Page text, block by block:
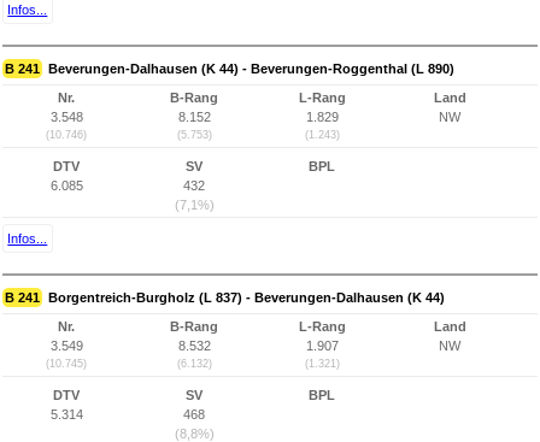
Infos...
B 241 Beverungen-Dalhausen (K 44) - Beverungen-Roggenthal (L 890)
Nr.
3.548
(10.746)
B-Rang
8.152
(5.753)
L-Rang
1.829
(1.243)
Land
NW
DTV
6.085
SV
432
(7,1%)
BPL
Infos...
B 241 Borgentreich-Burgholz (L 837) - Beverungen-Dalhausen (K 44)
Nr.
3.549
(10.745)
B-Rang
8.532
(6.132)
L-Rang
1.907
(1.321)
Land
NW
DTV
5.314
SV
468
(8,8%)
BPL